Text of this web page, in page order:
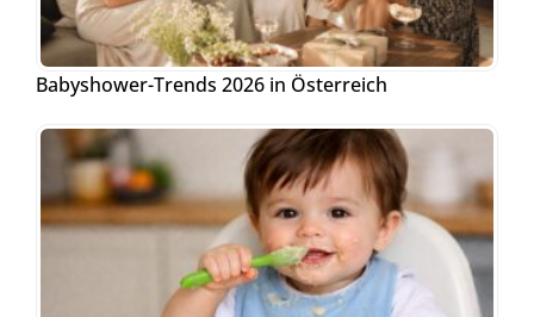
Babyshower-Trends 2026 in Österreich